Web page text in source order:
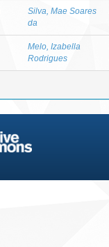
Silva, Mae Soares
da
Melo, Izabella
Rodrigues